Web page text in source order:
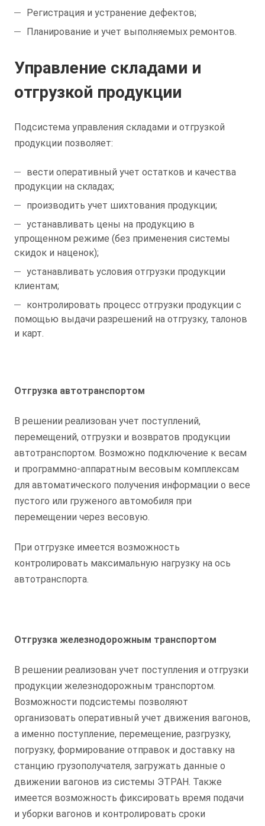
Регистрация и устранение дефектов;
Планирование и учет выполняемых ремонтов.
Управление складами и
отгрузкой продукции
Подсистема управления складами и отгрузкой
продукции позволяет:
вести оперативный учет остатков и качества
продукции на складах;
производить учет шихтования продукции;
устанавливать цены на продукцию в
упрощенном режиме (без применения системы
скидок и наценок);
устанавливать условия отгрузки продукции
клиентам;
контролировать процесс отгрузки продукции с
помощью выдачи разрешений на отгрузку, талонов
и карт.
Отгрузка автотранспортом
В решении реализован учет поступлений,
перемещений, отгрузки и возвратов продукции
автотранспортом. Возможно подключение к весам
и программно-аппаратным весовым комплексам
для автоматического получения информации о весе
пустого или груженого автомобиля при
перемещении через весовую.
При отгрузке имеется возможность
контролировать максимальную нагрузку на ось
автотранспорта.
Отгрузка железнодорожным транспортом
В решении реализован учет поступления и отгрузки
продукции железнодорожным транспортом.
Возможности подсистемы позволяют
организовать оперативный учет движения вагонов,
а именно поступление, перемещение, разгрузку,
погрузку, формирование отправок и доставку на
станцию грузополучателя, загружать данные о
движении вагонов из системы ЭТРАН. Также
имеется возможность фиксировать время подачи
и уборки вагонов и контролировать сроки